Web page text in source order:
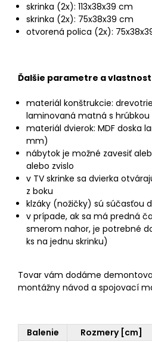
skrinka (2x): 113x38x39 cm
skrinka (2x): 75x38x39 cm
otvorená polica (2x):
Ďalšie parametre a
materiál konštrukcie:
laminovaná matná s hrúbkou
materiál dvierok: MDF doska
mm)
nábytok je možné zavesiť
alebo zvislo
v TV skrinke sa dvierka
z boku
klzáky (nožičky) sú súčasťou
v prípade, ak sa má predná
smerom nahor, je potrebné
ks na jednu skrinku)
Tovar vám dodáme
montážny návod a spojovací
Balenie Rozmery [cm]